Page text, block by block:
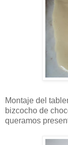
Montaje del
bizcocho de
queramos